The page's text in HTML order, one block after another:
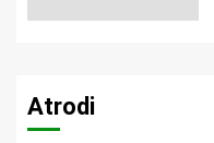
Atrodi